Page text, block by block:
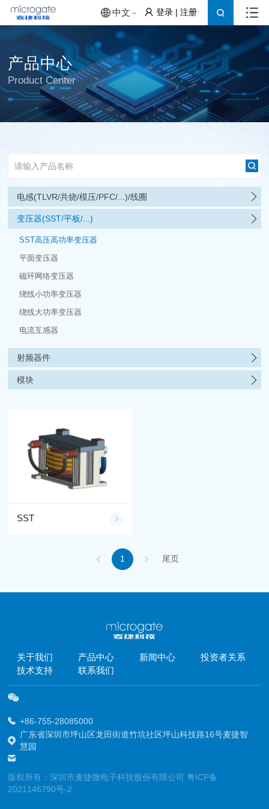
中文 登录| 注册
产品中心
Product Center
电感(TLVR/共烧/模压/PFC/...)/线圈
变压器(SST/平板/...)
SST高压高功率变压器
平面变压器
磁环网络变压器
绕线小功率变压器
绕线大功率变压器
电流互感器
射频器件
模块
SST
1 尾页
关于我们 产品中心 新闻中心
投资者关系
技术支持
联系我们
+86-755-28085000
广东省深圳市坪山区龙田街道竹坑社区坪山科技路16号麦捷智
慧园
版权所有：深圳市麦捷微电子科技股份有限公司 粤ICP备
2021146790号-2